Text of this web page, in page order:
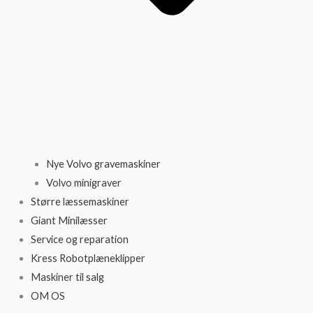
Nye Volvo gravemaskiner
Volvo minigraver
Større læssemaskiner
Giant Minilæsser
Service og reparation
Kress Robotplæneklipper
Maskiner til salg
OM OS